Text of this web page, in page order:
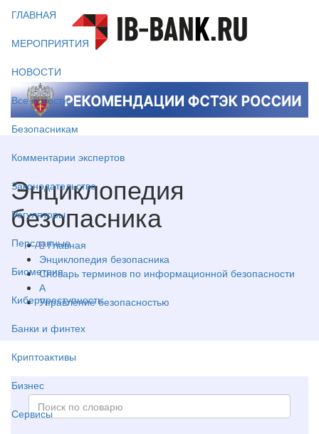
ГЛАВНАЯ
МЕРОПРИЯТИЯ
НОВОСТИ
Все новости
Безопасникам
Комментарии экспертов
Законодательство
Регуляторы
Персданные
Биометрия
Киберпреступность
Банки и финтех
Криптоактивы
Бизнес
Сервисы
Энциклопедия
безопасника
Главная
Энциклопедия безопасника
Словарь терминов по информационной безопасности
А
Управление безопасностью